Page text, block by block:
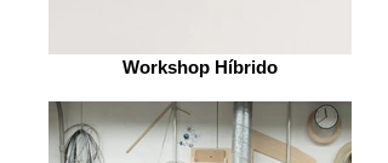
Workshop Híbrido